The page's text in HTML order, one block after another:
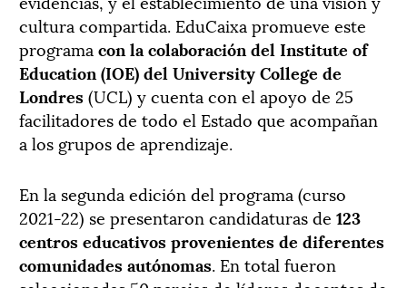
cultura compartida. EduCaixa promueve este
programa con la colaboración del Institute of
Education (IOE) del University College de
Londres(UCL) y cuenta con el apoyo de 25
facilitadores de todo el Estado que acompañan
a los grupos de aprendizaje.
En la segunda edición del programa (curso
2021-22) se presentaron candidaturas de 123
centros educativos provenientes de diferentes
comunidades autónomas. En total fueron